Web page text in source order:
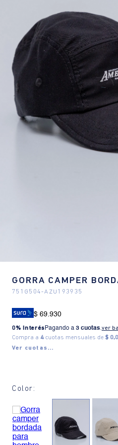
GORRA CAMPER
751G504-AZU193935
$ 69.930
0% Interés Pagando a 3 cuotas.ver
Compra a 4cuotas mensuales de $
Ver cuotas...
Color: